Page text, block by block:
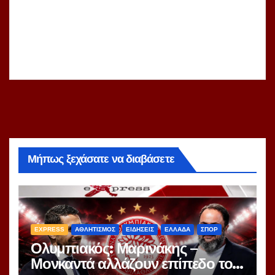
Μήπως ξεχάσατε να διαβάσετε
EXPRESS ΑΘΛΗΤΙΣΜΟΣ ΕΙΔΗΣΕΙΣ ΕΛΛΑΔΑ ΣΠΟΡ
Ολυμπιακός: Μαρινάκης –
Μονκαντά αλλάζουν επίπεδο το